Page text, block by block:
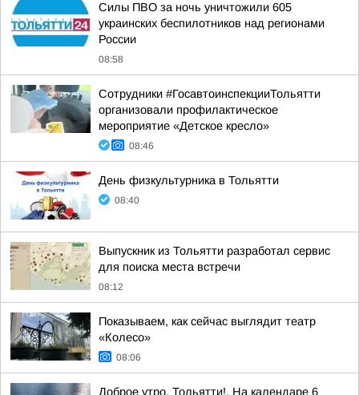
Силы ПВО за ночь уничтожили 605
украинских беспилотников над регионами
России
08:58
Сотрудники #ГосавтоинспекцииТольятти
организовали профилактическое
мероприятие «Детское кресло»
08:46
День физкультурника в Тольятти
08:40
Выпускник из Тольятти разработал сервис
для поиска места встречи
08:12
Показываем, как сейчас выглядит театр
«Колесо»
08:06
Доброе утро, Тольятти!. На календаре 6